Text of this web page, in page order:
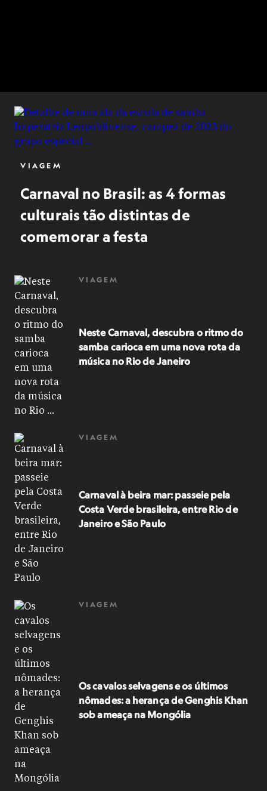
VIAGEM
Carnaval no Brasil: as 4 formas
culturais tão distintas de
comemorar a festa
VIAGEM
Neste Carnaval, descubra o ritmo do
samba carioca em uma nova rota da
música no Rio de Janeiro
VIAGEM
Carnaval à beira mar: passeie pela
Costa Verde brasileira, entre Rio de
Janeiro e São Paulo
VIAGEM
Os cavalos selvagens e os últimos
nômades: a herança de Genghis Khan
sob ameaça na Mongólia